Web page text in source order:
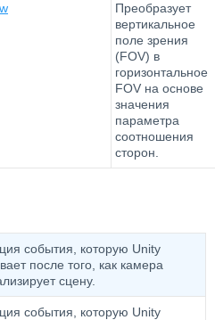
Преобразует
вертикальное
поле зрения
(FOV) в
горизонтальное
FOV на основе
значения
параметра
соотношения
сторон.
события, которую Unity
после того, как камера
сцену.
события, которую Unity